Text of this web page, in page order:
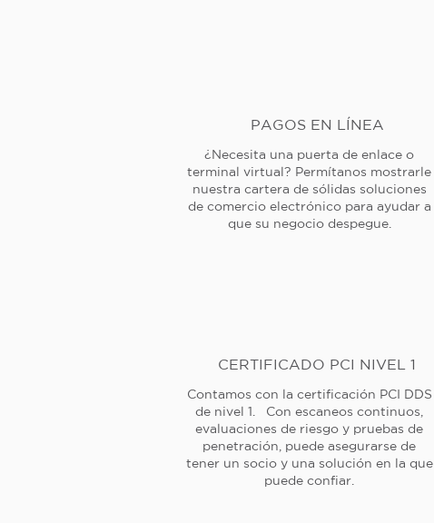
PAGOS EN LÍNEA
¿Necesita una puerta de enlace o
terminal virtual? Permítanos mostrarle
nuestra cartera de sólidas soluciones
de comercio electrónico para ayudar a
que su negocio despegue.
CERTIFICADO PCI NIVEL 1
Contamos con la certificación PCI DDS
de nivel 1. Con escaneos continuos,
evaluaciones de riesgo y pruebas de
penetración, puede asegurarse de
tener un socio y una solución en la que
puede confiar.